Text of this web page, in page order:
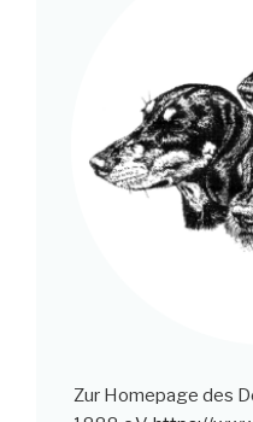
Zur Homepage des